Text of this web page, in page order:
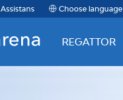
Assistans Choose language
REGATTOR